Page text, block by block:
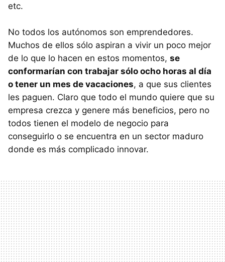
etc.
No todos los autónomos son emprendedores.
Muchos de ellos sólo aspiran a vivir un poco mejor
de lo que lo hacen en estos momentos, se
conformarían con trabajar sólo ocho horas al día
o tener un mes de vacaciones, a que sus clientes
les paguen. Claro que todo el mundo quiere que su
empresa crezca y genere más beneficios, pero no
todos tienen el modelo de negocio para
conseguirlo o se encuentra en un sector maduro
donde es más complicado innovar.